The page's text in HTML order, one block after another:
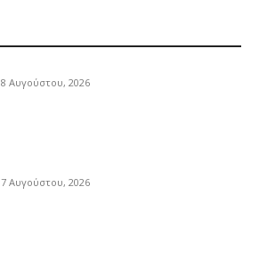
8 Αυγούστου, 2026
7 Αυγούστου, 2026